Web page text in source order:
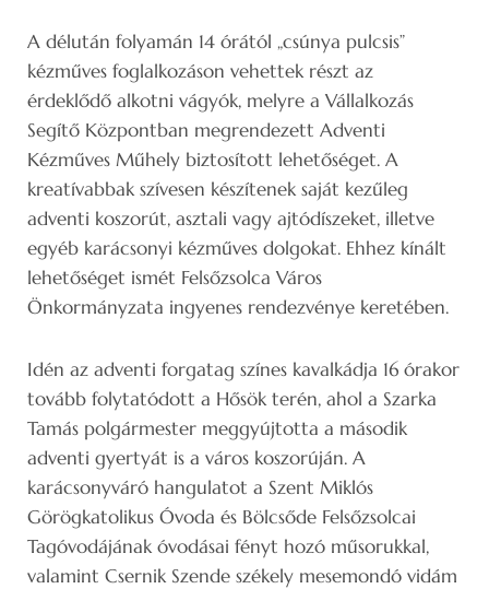
A délután folyamán 14 órától „csúnya pulcsis”
kézműves foglalkozáson vehettek részt az
érdeklődő alkotni vágyók, melyre a Vállalkozás
Segítő Központban megrendezett Adventi
Kézműves Műhely biztosított lehetőséget. A
kreatívabbak szívesen készítenek saját kezűleg
adventi koszorút, asztali vagy ajtódíszeket, illetve
egyéb karácsonyi kézműves dolgokat. Ehhez kínált
lehetőséget ismét Felsőzsolca Város
Önkormányzata ingyenes rendezvénye keretében.
Idén az adventi forgatag színes kavalkádja 16 órakor
tovább folytatódott a Hősök terén, ahol a Szarka
Tamás polgármester meggyújtotta a második
adventi gyertyát is a város koszorúján. A
karácsonyváró hangulatot a Szent Miklós
Görögkatolikus Óvoda és Bölcsőde Felsőzsolcai
Tagóvodájának óvodásai fényt hozó műsorukkal,
valamint Csernik Szende székely mesemondó vidám